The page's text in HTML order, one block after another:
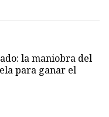
la maniobra del
para ganar el